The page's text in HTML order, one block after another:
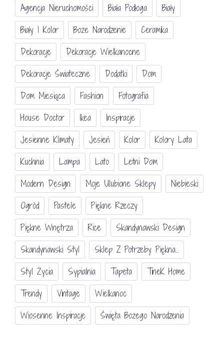
Agencja Nieruchomości Biała Podłoga
Biały
Biały I Kolor
Boże Narodzenie
Ceramika
Dekoracje
Dekoracje Wielkanocne
Dekoracje Świateczne
Dodatki
Dom
Dom Miesiąca
Fashion
Fotografia
House Doctor
Ikea
Inspiracje
Jesienne Klimaty
Jesień Kolor
Kolory Lata
Kuchnia
Lampa Lato
Letni Dom
Modern Design
Moje Ulubione Sklepy
Niebieski
Ogród
Pastele
Piękne Rzeczy
Piękne Wnętrza
Rice
Skandynawski Design
Skandynawski Styl
Sklep Z Potrzeby Piękna...
Styl Życia
Sypialnia Tapeta
TineK Home
Trendy
Vintage
Wielkanoc
Wiosenne Inspiracje
Święta Bożego Narodzenia